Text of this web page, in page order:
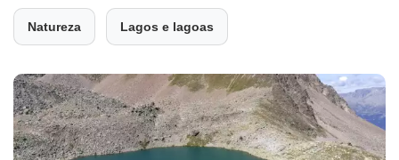
Natureza Lagos e lagoas